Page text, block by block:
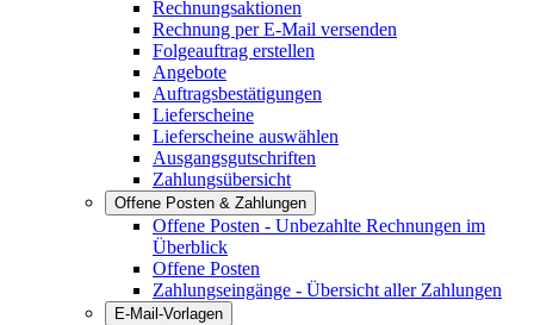
Rechnungsaktionen
Rechnung per E-Mail versenden
Folgeauftrag erstellen
Angebote
Auftragsbestätigungen
Lieferscheine
Lieferscheine auswählen
Ausgangsgutschriften
Zahlungsübersicht
Offene Posten & Zahlungen
Offene Posten - Unbezahlte Rechnungen im
Überblick
Offene Posten
Zahlungseingänge - Übersicht aller Zahlungen
E-Mail-Vorlagen